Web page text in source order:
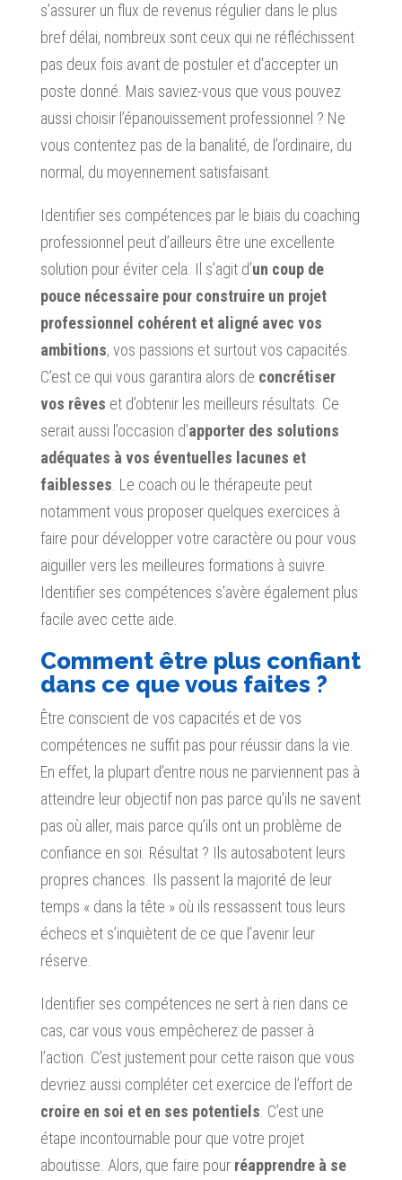
s’assurer un flux de revenus régulier dans le plus
bref délai, nombreux sont ceux qui ne réfléchissent
pas deux fois avant de postuler et d’accepter un
poste donné. Mais saviez-vous que vous pouvez
aussi choisir l’épanouissement professionnel ? Ne
vous contentez pas de la banalité, de l’ordinaire, du
normal, du moyennement satisfaisant.
Identifier ses compétences par le biais du coaching
professionnel peut d’ailleurs être une excellente
solution pour éviter cela. Il s’agit d’un coup de
pouce nécessaire pour construire un projet
professionnel cohérent et aligné avec vos
ambitions, vos passions et surtout vos capacités.
C’est ce qui vous garantira alors de concrétiser
vos rêves et d’obtenir les meilleurs résultats. Ce
serait aussi l’occasion d’apporter des solutions
adéquates à vos éventuelles lacunes et
faiblesses . Le coach ou le thérapeute peut
notamment vous proposer quelques exercices à
faire pour développer votre caractère ou pour vous
aiguiller vers les meilleures formations à suivre.
Identifier ses compétences s’avère également plus
facile avec cette aide.
Comment être plus confiant
dans ce que vous faites ?
Être conscient de vos capacités et de vos
compétences ne suffit pas pour réussir dans la vie.
En effet, la plupart d’entre nous ne parviennent pas à
atteindre leur objectif non pas parce qu’ils ne savent
pas où aller, mais parce qu’ils ont un problème de
confiance en soi. Résultat ? Ils autosabotent leurs
propres chances. Ils passent la majorité de leur
temps « dans la tête » où ils ressassent tous leurs
échecs et s’inquiètent de ce que l’avenir leur
réserve.
Identifier ses compétences ne sert à rien dans ce
cas, car vous vous empêcherez de passer à
l’action. C’est justement pour cette raison que vous
devriez aussi compléter cet exercice de l’effort de
croire en soi et en ses potentiels . C’est une
étape incontournable pour que votre projet
aboutisse. Alors, que faire pour réapprendre à se